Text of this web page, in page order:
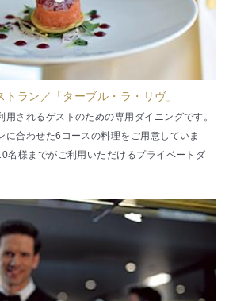
トラン／「ターブル・ラ・リヴ」
用されるゲストのための専用ダイニングです。
に合わせた6コースの料理をご用意していま
名様までがご利用いただけるプライベートダ